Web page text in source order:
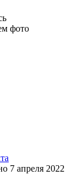
фото
7 апреля 2022